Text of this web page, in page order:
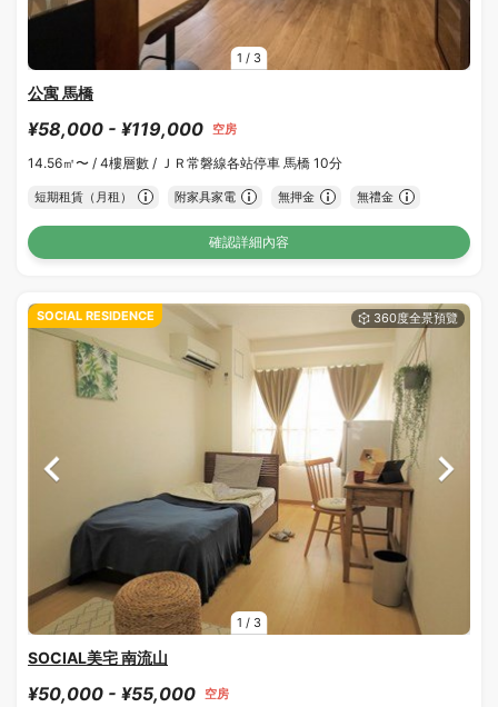
1 / 3
公寓 馬橋
¥58,000 - ¥119,000 空房
14.56㎡〜 / 4樓層數 / ＪＲ常磐線各站停車 馬橋 10分
短期租賃（月租） 附家具家電 無押金 無禮金
確認詳細內容
1 / 3
SOCIAL RESIDENCE
SOCIAL美宅 南流山
¥50,000 - ¥55,000 空房